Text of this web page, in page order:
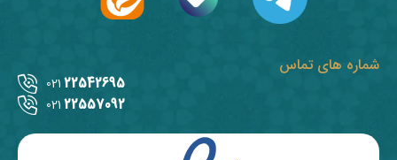
شماره های تماس
22542695
021
22557092
021